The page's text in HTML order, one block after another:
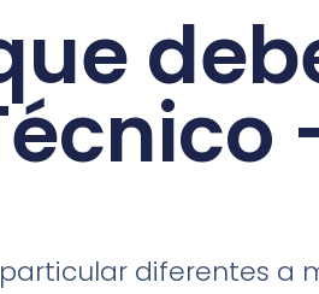
diferentes a